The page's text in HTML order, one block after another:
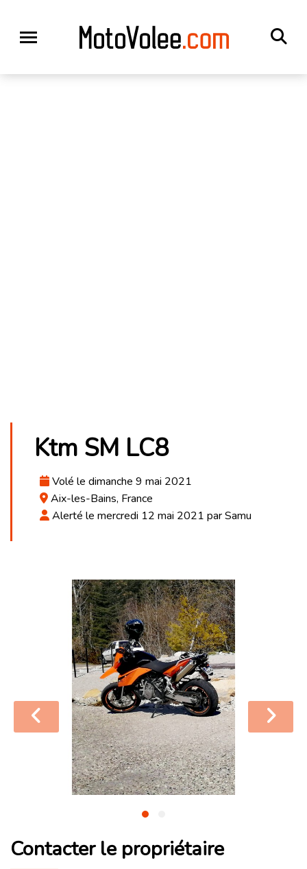
Ktm SM LC8
Volé le dimanche 9 mai 2021
Aix-les-Bains, France
Alerté le mercredi 12 mai 2021 par Samu
Contacter le propriétaire